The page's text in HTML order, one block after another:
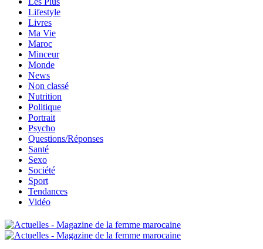
Lifestyle
Livres
Ma Vie
Maroc
Minceur
Monde
News
Non classé
Nutrition
Politique
Portrait
Psycho
Questions/Réponses
Santé
Sexo
Société
Sport
Tendances
Vidéo